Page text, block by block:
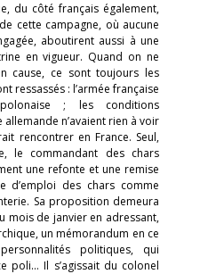
du côté français également,
cette campagne, où aucune
aboutirent aussi à une
en vigueur. Quand on ne
cause, ce sont toujours les
ressassés : l’armée française
; les conditions
allemande n’avaient rien à voir
rencontrer en France. Seul,
le commandant des chars
une refonte et une remise
d’emploi des chars comme
Sa proposition demeura
mois de janvier en adressant,
un mémorandum en ce
politiques, qui
poli… Il s’agissait du colonel